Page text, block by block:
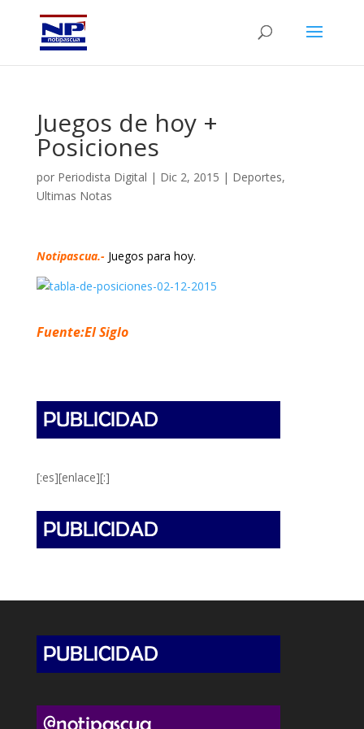
Juegos de hoy +
Posiciones
por Periodista Digital | Dic 2, 2015 | Deportes,
Ultimas Notas
Notipascua.- Juegos para hoy.
Fuente:El Siglo
[:es][enlace][:]